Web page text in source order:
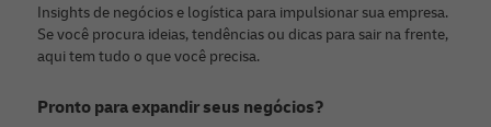
Insights de negócios e logística para impulsionar sua empresa.
Se você procura ideias, tendências ou dicas para sair na frente,
aqui tem tudo o que você precisa.
Pronto para expandir seus negócios?